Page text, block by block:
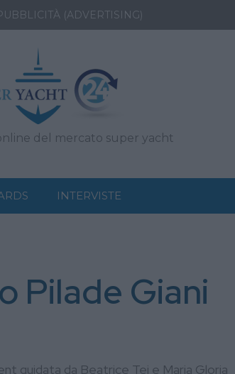
(ADVERTISING)
del mercato super yacht
INTERVISTE
Pilade Giani
guidata da Beatrice Tei e Maria Gloria